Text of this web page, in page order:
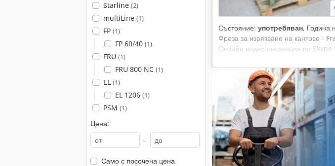
Starline (2)
multiLine (1)
FP (1)
FP 60/40 (1)
FRU (1)
FRU 800 NC (1)
EL (1)
EL 1206 (1)
PSM (1)
Цена:
-
Само с посочена цена
Състояние: употребяван, Година
Фреза за изрязване на кантове -
Онлайн видео инспекция по
още машини на склад Налична
възможност за тестване